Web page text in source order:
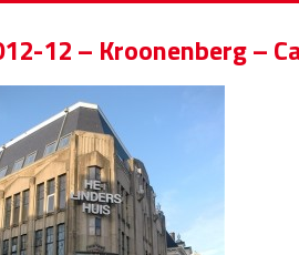
12 – Kroonenberg –